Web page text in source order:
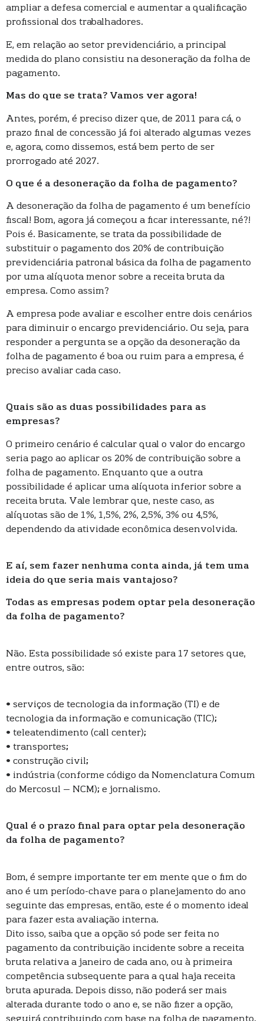
ampliar a defesa comercial e aumentar a qualificação
profissional dos trabalhadores.
E, em relação ao setor previdenciário, a principal
medida do plano consistiu na desoneração da folha de
pagamento.
Mas do que se trata? Vamos ver agora!
Antes, porém, é preciso dizer que, de 2011 para cá, o
prazo final de concessão já foi alterado algumas vezes
e, agora, como dissemos, está bem perto de ser
prorrogado até 2027.
O que é a desoneração da folha de pagamento?
A desoneração da folha de pagamento é um benefício
fiscal! Bom, agora já começou a ficar interessante, né?!
Pois é. Basicamente, se trata da possibilidade de
substituir o pagamento dos 20% de contribuição
previdenciária patronal básica da folha de pagamento
por uma alíquota menor sobre a receita bruta da
empresa. Como assim?
A empresa pode avaliar e escolher entre dois cenários
para diminuir o encargo previdenciário. Ou seja, para
responder a pergunta se a opção da desoneração da
folha de pagamento é boa ou ruim para a empresa, é
preciso avaliar cada caso.
Quais são as duas possibilidades para as
empresas?
O primeiro cenário é calcular qual o valor do encargo
seria pago ao aplicar os 20% de contribuição sobre a
folha de pagamento. Enquanto que a outra
possibilidade é aplicar uma alíquota inferior sobre a
receita bruta. Vale lembrar que, neste caso, as
alíquotas são de 1%, 1,5%, 2%, 2,5%, 3% ou 4,5%,
dependendo da atividade econômica desenvolvida.
E aí, sem fazer nenhuma conta ainda, já tem uma
ideia do que seria mais vantajoso?
Todas as empresas podem optar pela desoneração
da folha de pagamento?
Não. Esta possibilidade só existe para 17 setores que,
entre outros, são:
• serviços de tecnologia da informação (TI) e de
tecnologia da informação e comunicação (TIC);
• teleatendimento (call center);
• transportes;
• construção civil;
• indústria (conforme código da Nomenclatura Comum
do Mercosul – NCM); e jornalismo.
Qual é o prazo final para optar pela desoneração
da folha de pagamento?
Bom, é sempre importante ter em mente que o fim do
ano é um período-chave para o planejamento do ano
seguinte das empresas, então, este é o momento ideal
para fazer esta avaliação interna.
Dito isso, saiba que a opção só pode ser feita no
pagamento da contribuição incidente sobre a receita
bruta relativa a janeiro de cada ano, ou à primeira
competência subsequente para a qual haja receita
bruta apurada. Depois disso, não poderá ser mais
alterada durante todo o ano e, se não fizer a opção,